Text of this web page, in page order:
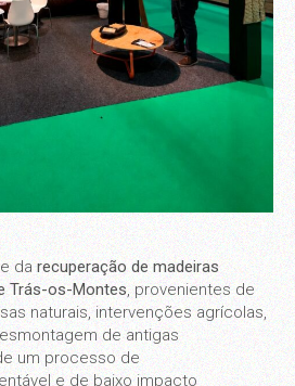
darecuperação de madeiras
Trás-os-Montes, provenientes de
naturais, intervenções agrícolas,
de antigas
um processo de
e de baixo impacto